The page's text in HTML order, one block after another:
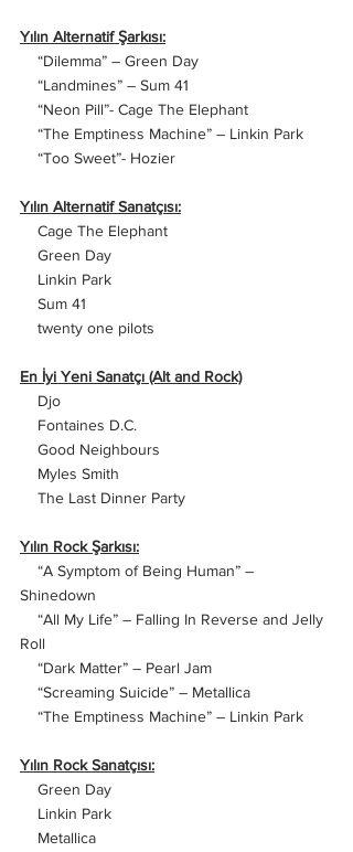
Yılın Alternatif Şarkısı:
“Dilemma” – Green Day
“Landmines” – Sum 41
“Neon Pill”- Cage The Elephant
“The Emptiness Machine” – Linkin Park
“Too Sweet”- Hozier
Yılın Alternatif Sanatçısı:
Cage The Elephant
Green Day
Linkin Park
Sum 41
twenty one pilots
En İyi Yeni Sanatçı (Alt and Rock)
Djo
Fontaines D.C.
Good Neighbours
Myles Smith
The Last Dinner Party
Yılın Rock Şarkısı:
“A Symptom of Being Human” –
Shinedown
“All My Life” – Falling In Reverse and Jelly
Roll
“Dark Matter” – Pearl Jam
“Screaming Suicide” – Metallica
“The Emptiness Machine” – Linkin Park
Yılın Rock Sanatçısı:
Green Day
Linkin Park
Metallica